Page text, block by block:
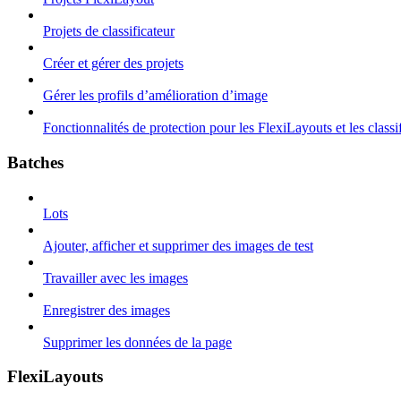
Projets de classificateur
Créer et gérer des projets
Gérer les profils d’amélioration d’image
Fonctionnalités de protection pour les FlexiLayouts et les
Batches
Lots
Ajouter, afficher et supprimer des images de test
Travailler avec les images
Enregistrer des images
Supprimer les données de la page
FlexiLayouts